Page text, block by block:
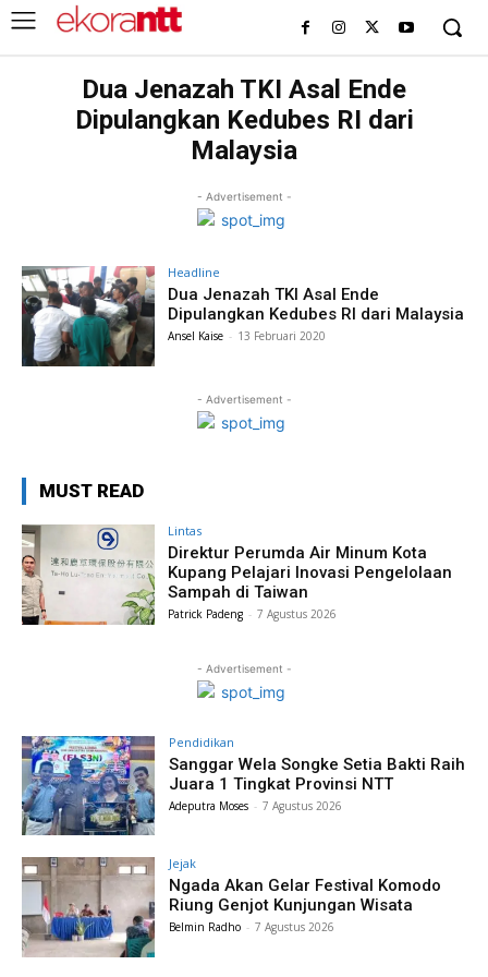
Dua Jenazah TKI Asal Ende
Dipulangkan Kedubes RI dari
Malaysia
- Advertisement -
Headline
Dua Jenazah TKI Asal Ende
Dipulangkan Kedubes RI dari Malaysia
Ansel Kaise - 13 Februari 2020
- Advertisement -
MUST READ
Lintas
Direktur Perumda Air Minum Kota
Kupang Pelajari Inovasi Pengelolaan
Sampah di Taiwan
Patrick Padeng - 7 Agustus 2026
- Advertisement -
Pendidikan
Sanggar Wela Songke Setia Bakti Raih
Juara 1 Tingkat Provinsi NTT
Adeputra Moses - 7 Agustus 2026
Jejak
Ngada Akan Gelar Festival Komodo
Riung Genjot Kunjungan Wisata
Belmin Radho - 7 Agustus 2026